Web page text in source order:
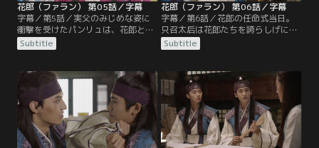
花郎（ファラン） 第05話／字幕
字幕／第5話／実父のみじめな姿に
衝撃を受けたパンリュは、花郎とな
って権力をつかめという養父ヨンシ
ルの言葉に従う。ムミョンことソヌ
ロを守るために花郎となることを決
意。ソヌはアロに文字の読み書きを
教わりながら、なぜか胸の高鳴りを
感じて戸惑うのだった。一方、ジデ
ィは神国を変えたいというもう一つ
の本心をウィファに明かし…。
Subtitle
花郎（ファラン） 第06話／字幕
字幕／第6話／花郎の任命式当日。
只召太后は花郎たちを誇らしげに眺
めるが、アンジの息子ソヌがいない
ことに気づき、やきもきしながら彼
に監禁されたソヌとジディは、アロ
を救い出そうと奮闘していた。やが
てジディはソヌと共に任命式の場に
現れ、只召太后を驚愕させる。その
後、花郎たちは居住空間である仙門
に入所。
Subtitle